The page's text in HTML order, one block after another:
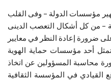
مؤسسات الدولة – وفى القلب
– من كل أشكال التعصب الدينى
ضرورة إعادة النظر في معايير
تمثل أحد مؤسسات حماية الهوية
محاسبة المسؤولين عن اتخاذ
القيادي في المؤسسة الثقافية